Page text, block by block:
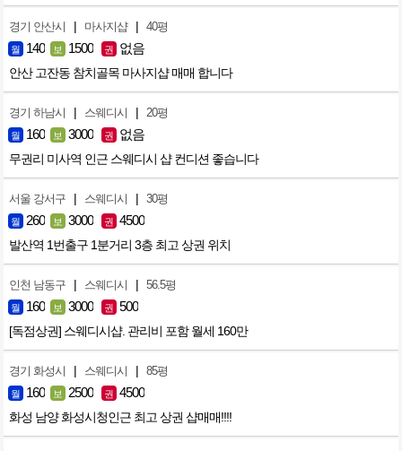
경기 안산시 | 마사지샵 | 40평
월 140 보 1500 권 없음
안산 고잔동 참치골목 마사지샵 매매 합니다
경기 하남시 | 스웨디시 | 20평
월 160 보 3000 권 없음
무권리 미사역 인근 스웨디시 샵 컨디션 좋습니다
서울 강서구 | 스웨디시 | 30평
월 260 보 3000 권 4500
발산역 1번출구 1분거리 3층 최고 상권 위치
인천 남동구 | 스웨디시 | 56.5평
월 160 보 3000 권 500
[독점상권] 스웨디시샵. 관리비 포함 월세 160만
경기 화성시 | 스웨디시 | 85평
월 160 보 2500 권 4500
화성 남양 화성시청인근 최고 상권 샵매매!!!!